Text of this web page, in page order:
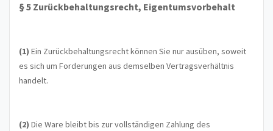
§ 5 Zurückbehaltungsrecht, Eigentumsvorbehalt
(1) Ein Zurückbehaltungsrecht können Sie nur ausüben, soweit
es sich um Forderungen aus demselben Vertragsverhältnis
handelt.
(2) Die Ware bleibt bis zur vollständigen Zahlung des